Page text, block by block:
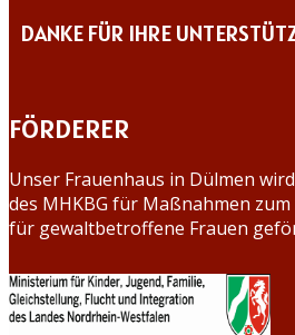
DANKE FÜR IHRE
FÖRDERER
Unser Frauenhaus in Dülmen
des MHKBG für Maßnahmen
für gewaltbetroffene Frauen